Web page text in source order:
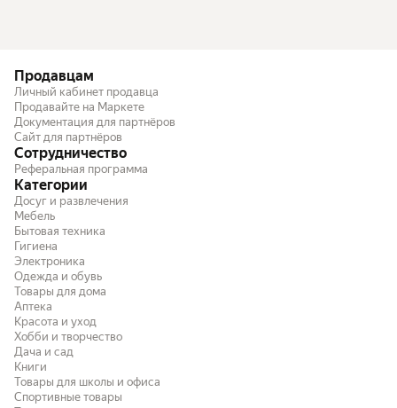
Продавцам
Личный кабинет продавца
Продавайте на Маркете
Документация для партнёров
Сайт для партнёров
Сотрудничество
Реферальная программа
Категории
Досуг и развлечения
Мебель
Бытовая техника
Гигиена
Электроника
Одежда и обувь
Товары для дома
Аптека
Красота и уход
Хобби и творчество
Дача и сад
Книги
Товары для школы и офиса
Спортивные товары